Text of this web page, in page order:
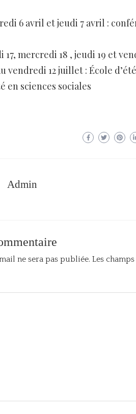
6 avril et jeudi 7 avril :
17, mercredi 18 , jeudi 19 et
vendredi 12 juillet : École
en sciences sociales
Admin
ne sera pas publiée. Les